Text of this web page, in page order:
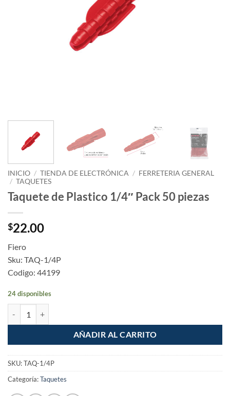
INICIO / TIENDA DE ELECTRÓNICA / FERRETERIA GENERAL
/ TAQUETES
Taquete de Plastico 1/4″ Pack 50 piezas
$22.00
Fiero
Sku: TAQ-1/4P
Codigo: 44199
24 disponibles
AÑADIR AL CARRITO
SKU:TAQ-1/4P
Categoría:Taquetes